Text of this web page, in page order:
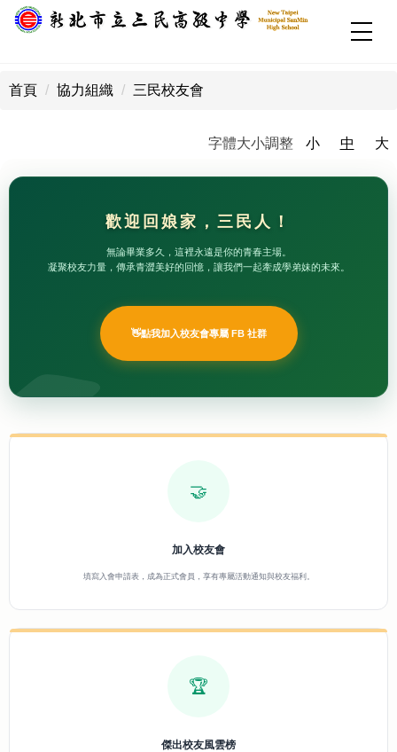
跳
到
內
首頁 協力組織 三民校友會
字體大小調整 小 中 大
歡迎回娘家，三民人！
無論畢業多久，這裡永遠是你的青春主場。
凝聚校友力量，傳承青澀美好的回憶，讓我們一起牽成學弟妹的未來。
👋點我加入校友會專屬 FB 社群
🤝
加入校友會
填寫入會申請表，成為正式會員，享有專屬活動通知與校友福利。
🏆
傑出校友風雲榜